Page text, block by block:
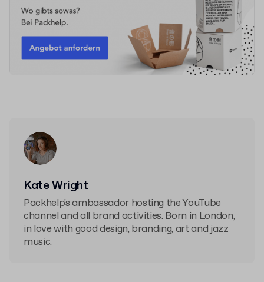
Kate Wright
Packhelp's ambassador hosting the YouTube
channel and all brand activities. Born in London,
in love with good design, branding, art and jazz
music.